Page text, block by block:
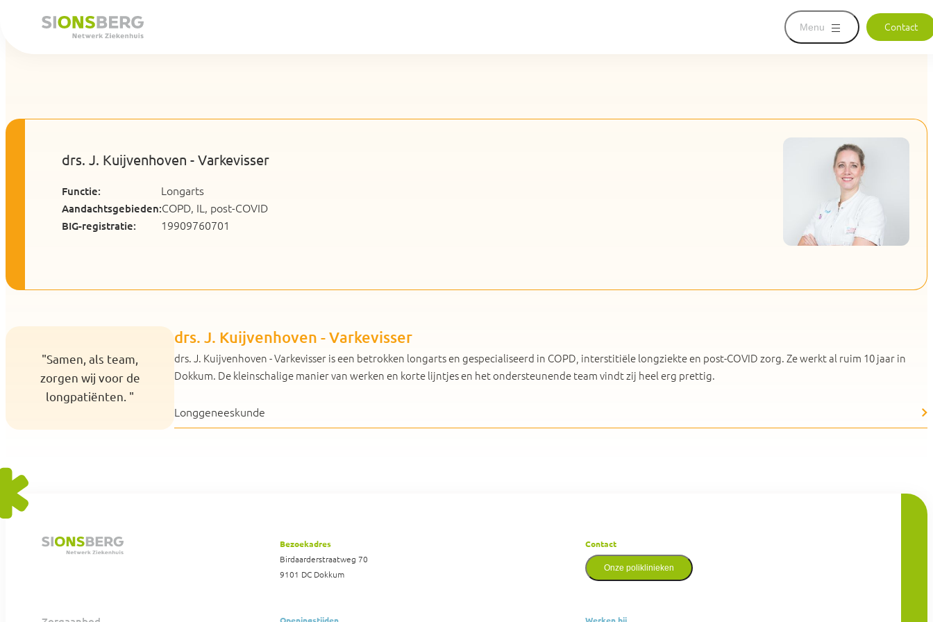
Menu Contact
drs. J. Kuijvenhoven - Varkevisser
Functie: Longarts
Aandachtsgebieden:COPD, IL, post-COVID
BIG-registratie: 19909760701
"Samen, als team,
zorgen wij voor de
longpatiënten. "
drs. J. Kuijvenhoven - Varkevisser
drs. J. Kuijvenhoven - Varkevisser is een betrokken longarts en gespecialiseerd in COPD, interstitiële longziekte en post-COVID zorg. Ze werkt al ruim 10 jaar in
Dokkum. De kleinschalige manier van werken en korte lijntjes en het ondersteunende team vindt zij heel erg prettig.
Longgeneeskunde
Bezoekadres
Birdaarderstraatweg 70
9101 DC Dokkum
Contact
Onze poliklinieken